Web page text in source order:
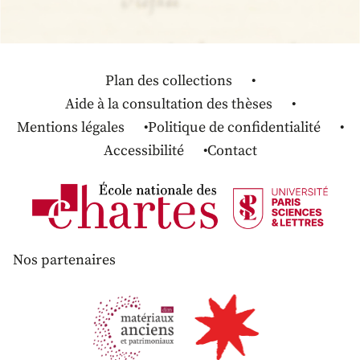
Plan des collections
Aide à la consultation des thèses
Mentions légales
Politique de confidentialité
Accessibilité
Contact
Nos partenaires